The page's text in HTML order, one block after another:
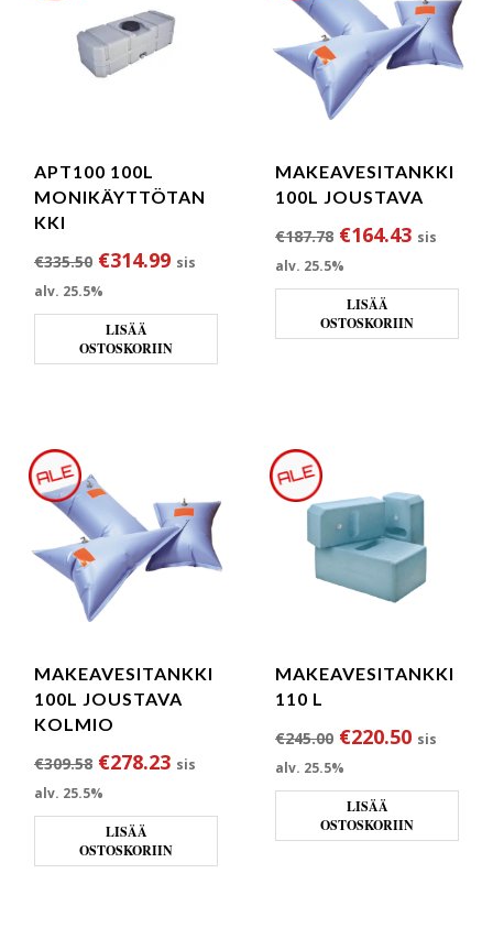
APT100 100L
MONIKÄYTTÖTAN
KKI
€335.50 Alkuperäinen hinta oli: €335.50.
€314.99Nykyinen hinta on: €314.99.
sis
alv. 25.5%
LISÄÄ
OSTOSKORIIN
MAKEAVESITANKKI
100L JOUSTAVA
€187.78 Alkuperäinen
€164.43 sis
alv. 25.5%
LISÄÄ
OSTOSKORIIN
MAKEAVESITANKKI
100L JOUSTAVA
KOLMIO
€309.58 Alkuperäinen hinta oli: €309.58.
€278.23Nykyinen hinta on: €278.23.
sis
alv. 25.5%
LISÄÄ
OSTOSKORIIN
MAKEAVESITANKKI
110 L
€245.00 Alkuperäinen
€220.50 sis
alv. 25.5%
LISÄÄ
OSTOSKORIIN